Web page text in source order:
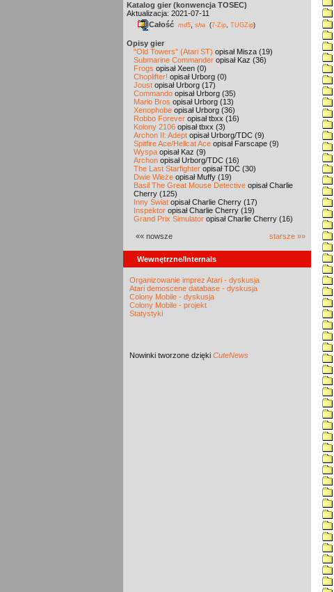
Katalog gier (konwencja TOSEC)
Aktualizacja: 2021-07-11
Całość md5 sha (7-Zip TUGZip)
Opisy gier
"Old Towers" (Atari ST) opisał Misza (19)
Submarine Commander opisał Kaz (36)
Frogs opisał Xeen (0)
Choplifter! opisał Urborg (0)
Joust opisał Urborg (17)
Commando opisał Urborg (35)
Mario Bros opisał Urborg (13)
Xenophobe opisał Urborg (36)
Robbo Forever opisał tbxx (16)
Kolony 2106 opisał tbxx (3)
Archon II: Adept opisał Urborg/TDC (9)
Spitfire Ace/Hellcat Ace opisał Farscape (9)
Wyspa opisał Kaz (9)
Archon opisał Urborg/TDC (16)
The Last Starfighter opisał TDC (30)
Dwie Wieże opisał Muffy (19)
Basil The Great Mouse Detective opisał Charlie
Cherry (125)
Inny Świat opisał Charlie Cherry (17)
Inspektor opisał Charlie Cherry (19)
Grand Prix Simulator opisał Charlie Cherry (16)
«« nowsze starsze »»
Wewnętrzne/Internals
Organizowanie imprez Atari - dyskusja
Atari demoscene database - dyskusja
Colony Mobile - dyskusja
Colony Mobile - projekt
Statystyki
Nowinki tworzone dzięki CuteNews